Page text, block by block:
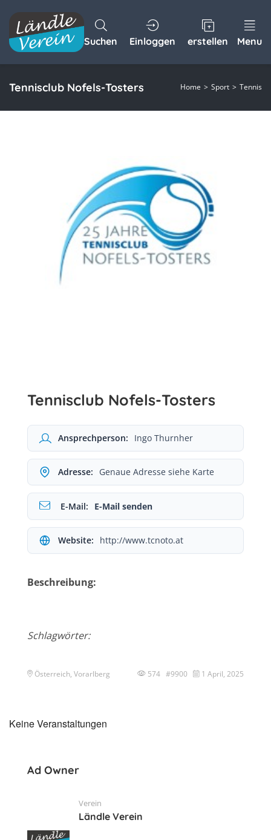
Suchen Einloggen erstellen Menu
Tennisclub Nofels-Tosters Home Sport Tennis
Tennisclub Nofels-Tosters
Ansprechperson: Ingo Thurnher
Adresse: Genaue Adresse siehe Karte
E-Mail: E-Mail senden
Website: http://www.tcnoto.at
Beschreibung:
Schlagwörter:
Österreich, Vorarlberg 574 #9900 1 April, 2025
Keine Veranstaltungen
Ad Owner
Verein
Ländle Verein